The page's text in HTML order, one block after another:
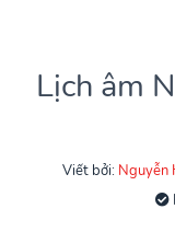
Lịch âm
Viết bởi: Nguyễn